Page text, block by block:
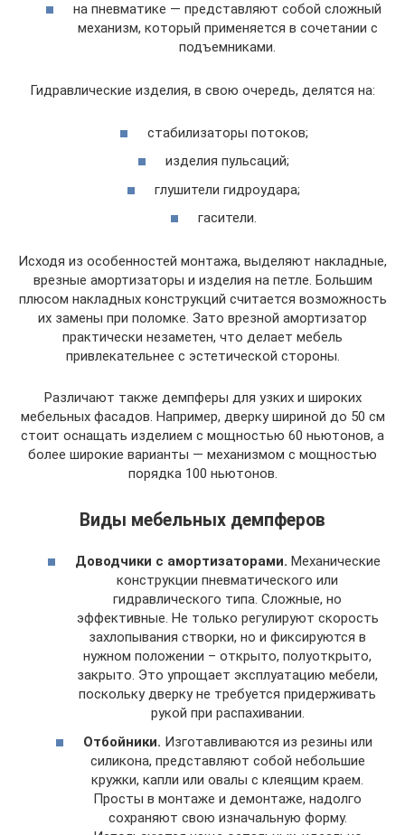
на пневматике — представляют собой сложный
механизм, который применяется в сочетании с
подъемниками.
Гидравлические изделия, в свою очередь, делятся на:
стабилизаторы потоков;
изделия пульсаций;
глушители гидроудара;
гасители.
Исходя из особенностей монтажа, выделяют накладные,
врезные амортизаторы и изделия на петле. Большим
плюсом накладных конструкций считается возможность
их замены при поломке. Зато врезной амортизатор
практически незаметен, что делает мебель
привлекательнее с эстетической стороны.
Различают также демпферы для узких и широких
мебельных фасадов. Например, дверку шириной до 50 см
стоит оснащать изделием с мощностью 60 ньютонов, а
более широкие варианты — механизмом с мощностью
порядка 100 ньютонов.
Виды мебельных демпферов
Доводчики с амортизаторами. Механические
конструкции пневматического или
гидравлического типа. Сложные, но
эффективные. Не только регулируют скорость
захлопывания створки, но и фиксируются в
нужном положении – открыто, полуоткрыто,
закрыто. Это упрощает эксплуатацию мебели,
поскольку дверку не требуется придерживать
рукой при распахивании.
Отбойники. Изготавливаются из резины или
силикона, представляют собой небольшие
кружки, капли или овалы с клеящим краем.
Просты в монтаже и демонтаже, надолго
сохраняют свою изначальную форму.